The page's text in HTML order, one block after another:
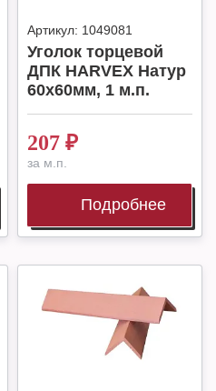
Артикул: 1049081
Уголок торцевой
ДПК HARVEX Натур
60x60мм, 1 м.п.
207 ₽
за м.п.
Подробнее